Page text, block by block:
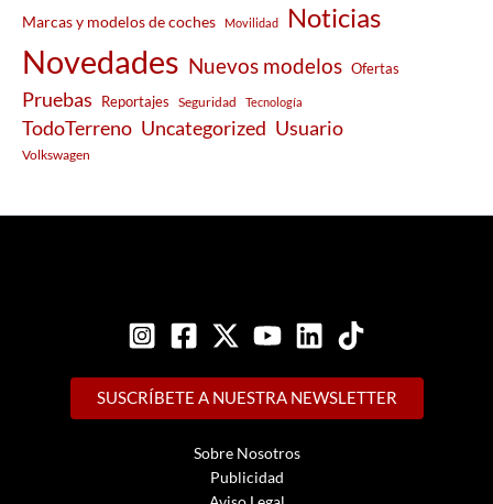
Marcas y modelos de coches Movilidad Noticias
Novedades Nuevos modelos Ofertas
Pruebas Reportajes Seguridad Tecnología
TodoTerreno Uncategorized Usuario
Volkswagen
SUSCRÍBETE A NUESTRA NEWSLETTER
Sobre Nosotros
Publicidad